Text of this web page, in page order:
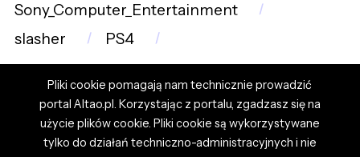
Sony_Computer_Entertainment
slasher
PS4
Pliki cookie pomagają nam technicznie prowadzić
portal Altao.pl. Korzystając z portalu, zgadzasz się na
użycie plików cookie. Pliki cookie są wykorzystywane
tylko do działań techniczno-administracyjnych i nie